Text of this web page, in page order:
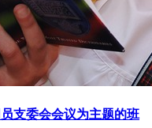
支委会会议为主题的班